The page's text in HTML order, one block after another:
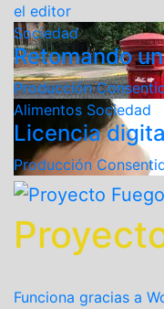
el editor
Sociedad
Retomando
Producción
Alimentos Sociedad
Licencia
Producción
Funciona gracias a